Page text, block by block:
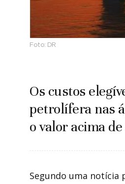
Foto: DR
Os custos
petrolífera nas
o valor acima
Segundo uma notícia